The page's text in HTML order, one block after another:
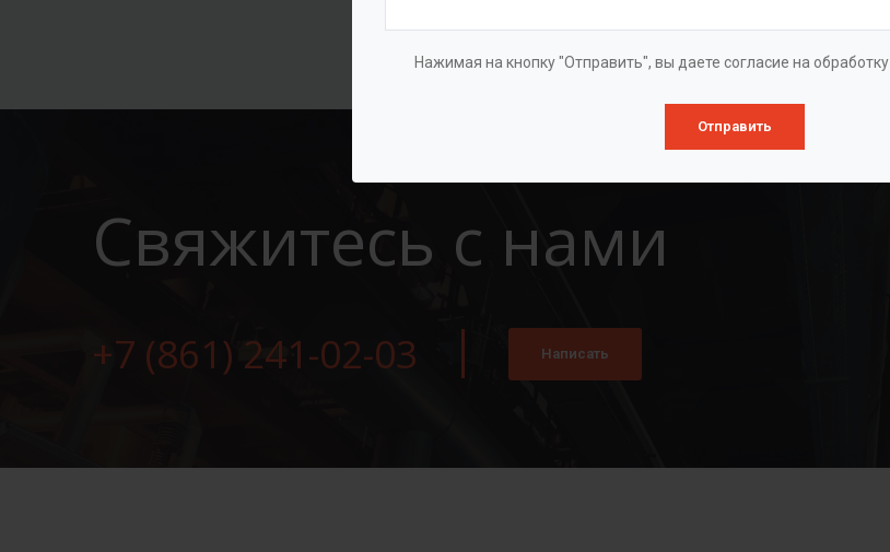
Нажимая на кнопку "Отправить", вы даете согласие на обработку
Отправить
Свяжитесь с нами
+7 (861) 241-02-03 Написать